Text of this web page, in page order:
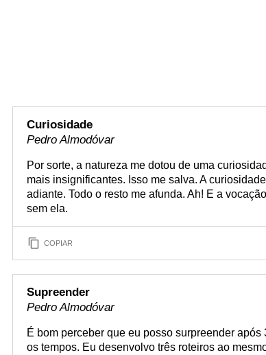
Curiosidade
Pedro Almodóvar
Por sorte, a natureza me dotou de uma
mais insignificantes. Isso me salva. A
adiante. Todo o resto me afunda. Ah! E a
sem ela.
COPIAR
Supreender
Pedro Almodóvar
É bom perceber que eu posso surpreender
os tempos. Eu desenvolvo três roteiros ao